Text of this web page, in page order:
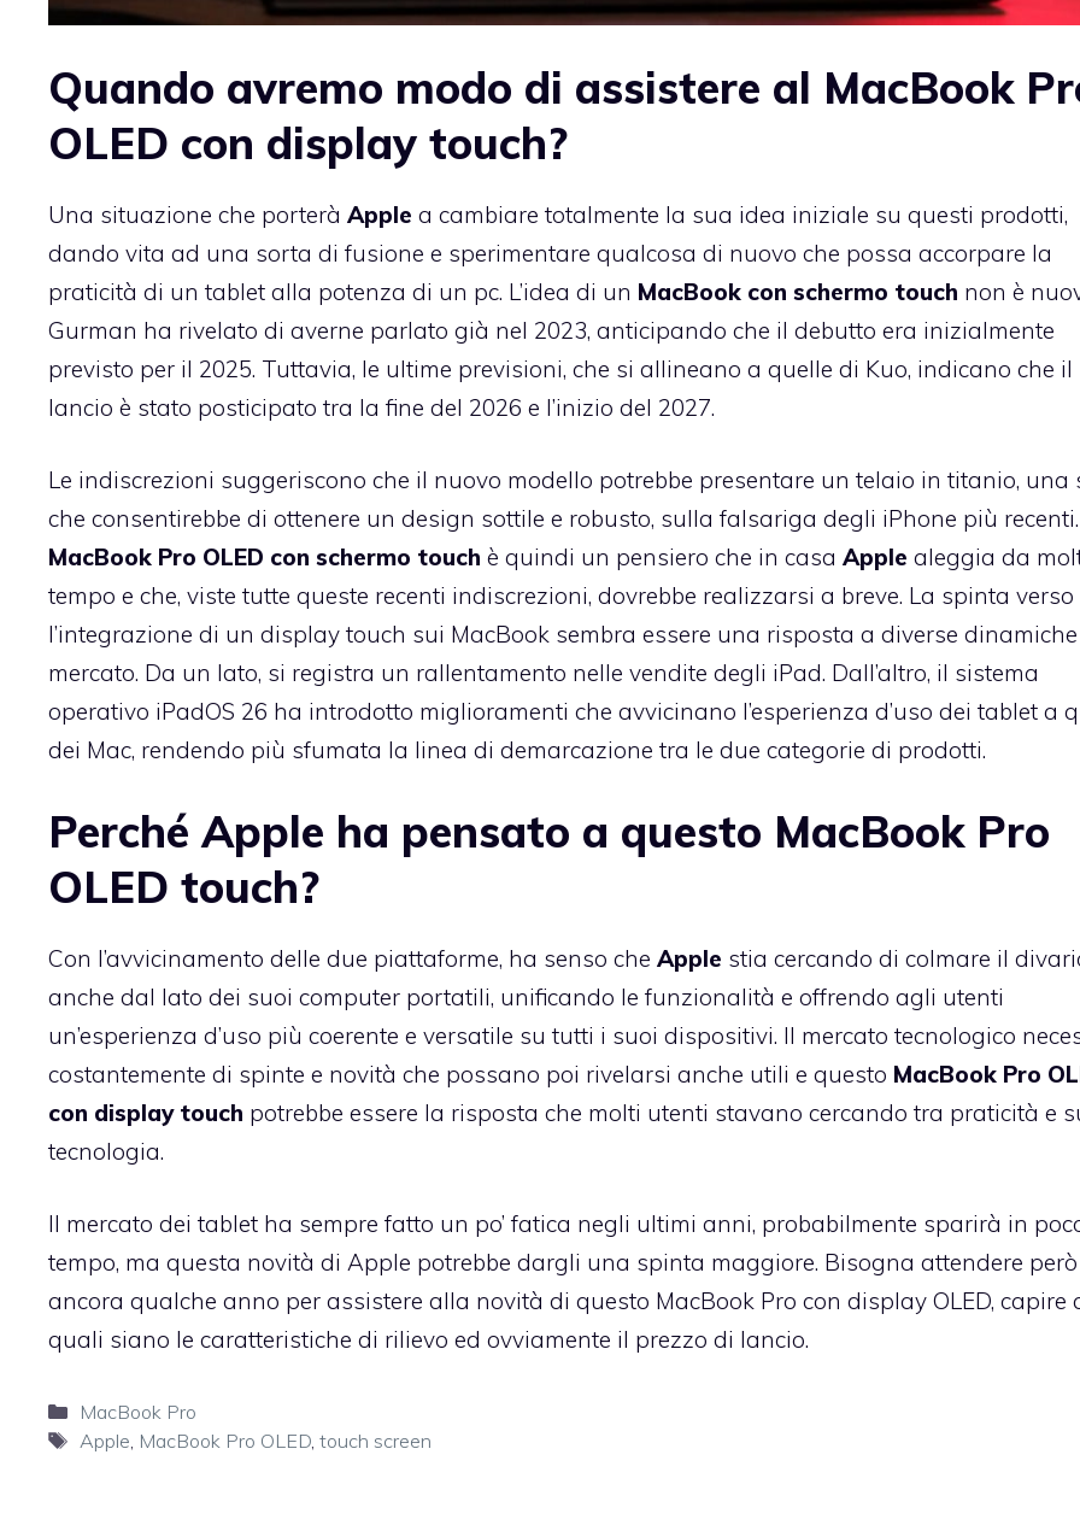
Quando avremo modo di assistere al MacBook
OLED con display touch?
Una situazione che porterà Apple a cambiare totalmente la sua idea iniziale su questi prodotti,
dando vita ad una sorta di fusione e sperimentare qualcosa di nuovo che possa accorpare la
praticità di un tablet alla potenza di un pc. L’idea di un MacBook con schermo touch non è
Gurman ha rivelato di averne parlato già nel 2023, anticipando che il debutto era inizialmente
previsto per il 2025. Tuttavia, le ultime previsioni, che si allineano a quelle di Kuo, indicano che il
lancio è stato posticipato tra la fine del 2026 e l’inizio del 2027.
Le indiscrezioni suggeriscono che il nuovo modello potrebbe presentare un telaio in titanio, una
che consentirebbe di ottenere un design sottile e robusto, sulla falsariga degli iPhone più
MacBook Pro OLED con schermo touch è quindi un pensiero che in casa Apple aleggia da
tempo e che, viste tutte queste recenti indiscrezioni, dovrebbe realizzarsi a breve. La spinta verso
l’integrazione di un display touch sui MacBook sembra essere una risposta a diverse
mercato. Da un lato, si registra un rallentamento nelle vendite degli iPad. Dall’altro, il sistema
operativo iPadOS 26 ha introdotto miglioramenti che avvicinano l’esperienza d’uso dei tablet a
dei Mac, rendendo più sfumata la linea di demarcazione tra le due categorie di prodotti.
Perché Apple ha pensato a questo MacBook Pro
OLED touch?
Con l’avvicinamento delle due piattaforme, ha senso che Apple stia cercando di colmare il
anche dal lato dei suoi computer portatili, unificando le funzionalità e offrendo agli utenti
un’esperienza d’uso più coerente e versatile su tutti i suoi dispositivi. Il mercato tecnologico
costantemente di spinte e novità che possano poi rivelarsi anche utili e questo MacBook Pro
con display touch potrebbe essere la risposta che molti utenti stavano cercando tra praticità e
tecnologia.
Il mercato dei tablet ha sempre fatto un po’ fatica negli ultimi anni, probabilmente sparirà in
tempo, ma questa novità di Apple potrebbe dargli una spinta maggiore. Bisogna attendere però
ancora qualche anno per assistere alla novità di questo MacBook Pro con display OLED, capire
quali siano le caratteristiche di rilievo ed ovviamente il prezzo di lancio.
Categorie
MacBook Pro
Tag
Apple, MacBook Pro OLED, touch screen